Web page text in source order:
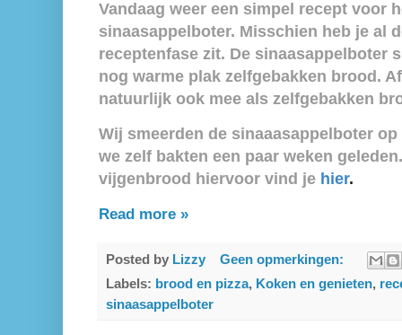
Vandaag weer een simpel recept voor
sinaasappelboter. Misschien heb je al
receptenfase zit. De sinaasappelboter
nog warme plak zelfgebakken brood.
natuurlijk ook mee als zelfgebakken
Wij smeerden de sinaaasappelboter op
we zelf bakten een paar weken
vijgenbrood hiervoor vind je hier.
Read more »
Posted by Lizzy
Geen opmerkingen:
Labels: brood en pizza, Koken en genieten,
sinaasappelboter